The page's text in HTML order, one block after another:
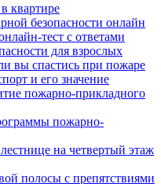
квартире
безопасности онлайн
тест с ответами
для взрослых
вы спастись при пожаре
и его значение
пожарно-прикладного
пожарно-
на четвертый этаж
полосы с препятствиями